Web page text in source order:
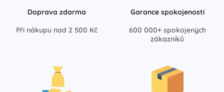
Doprava zdarma
Při nákupu nad 2 500 Kč
Garance spokojenosti
600 000+ spokojených
zákazníků